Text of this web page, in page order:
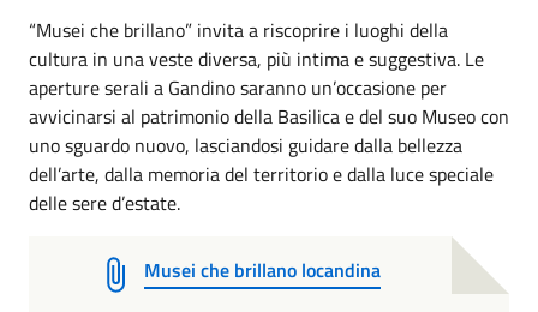
“Musei che brillano” invita a riscoprire i luoghi della
cultura in una veste diversa, più intima e suggestiva. Le
aperture serali a Gandino saranno un’occasione per
avvicinarsi al patrimonio della Basilica e del suo Museo con
uno sguardo nuovo, lasciandosi guidare dalla bellezza
dell’arte, dalla memoria del territorio e dalla luce speciale
delle sere d’estate.
Musei che brillano locandina